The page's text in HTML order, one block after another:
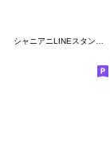
シャニアニLINEスタンプvol.1